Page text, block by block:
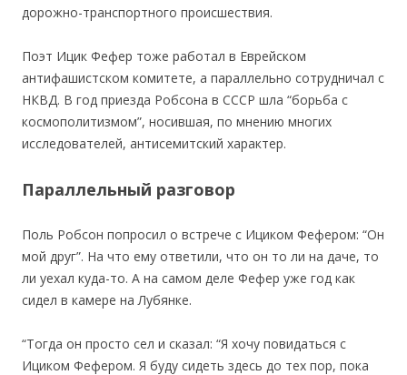
дорожно-транспортного происшествия.
Поэт Ицик Фефер тоже работал в Еврейском
антифашистском комитете, а параллельно сотрудничал с
НКВД. В год приезда Робсона в СССР шла “борьба с
космополитизмом”, носившая, по мнению многих
исследователей, антисемитский характер.
Параллельный разговор
Поль Робсон попросил о встрече с Ициком Фефером: “Он
мой друг”. На что ему ответили, что он то ли на даче, то
ли уехал куда-то. А на самом деле Фефер уже год как
сидел в камере на Лубянке.
“Тогда он просто сел и сказал: “Я хочу повидаться с
Ициком Фефером. Я буду сидеть здесь до тех пор, пока